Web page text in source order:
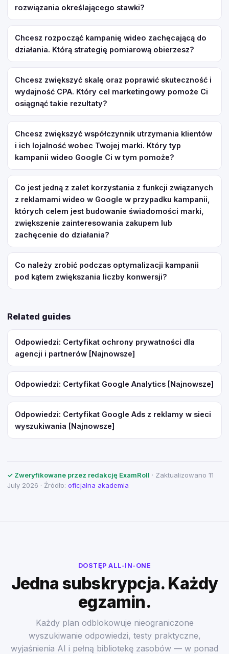
rozwiązania określającego stawki?
Chcesz rozpocząć kampanię wideo zachęcającą do
działania. Którą strategię pomiarową obierzesz?
Chcesz zwiększyć skalę oraz poprawić skuteczność i
wydajność CPA. Który cel marketingowy pomoże Ci
osiągnąć takie rezultaty?
Chcesz zwiększyć współczynnik utrzymania klientów
i ich lojalność wobec Twojej marki. Który typ
kampanii wideo Google Ci w tym pomoże?
Co jest jedną z zalet korzystania z funkcji związanych
z reklamami wideo w Google w przypadku kampanii,
których celem jest budowanie świadomości marki,
zwiększenie zainteresowania zakupem lub
zachęcenie do działania?
Co należy zrobić podczas optymalizacji kampanii
pod kątem zwiększania liczby konwersji?
Related guides
Odpowiedzi: Certyfikat ochrony prywatności dla
agencji i partnerów [Najnowsze]
Odpowiedzi: Certyfikat Google Analytics [Najnowsze]
Odpowiedzi: Certyfikat Google Ads z reklamy w sieci
wyszukiwania [Najnowsze]
✓ Zweryfikowane przez redakcję ExamRoll · Zaktualizowano 11
July 2026 · Źródło: oficjalna akademia
DOSTĘP ALL-IN-ONE
Jedna subskrypcja. Każdy
egzamin.
Każdy plan odblokowuje nieograniczone
wyszukiwanie odpowiedzi, testy praktyczne,
wyjaśnienia AI i pełną bibliotekę zasobów — w ponad